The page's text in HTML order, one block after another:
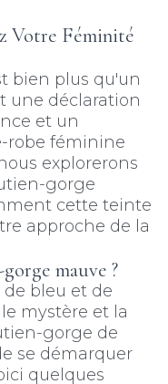
Votre Féminité
bien plus qu'un
une déclaration
et un
robe féminine
explorerons
gorge
cette teinte
approche de la
mauve ?
bleu et de
mystère et la
gorge de
se démarquer
quelques